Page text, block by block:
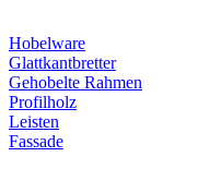
Hobelware
Glattkantbretter
Gehobelte Rahmen
Profilholz
Leisten
Fassade